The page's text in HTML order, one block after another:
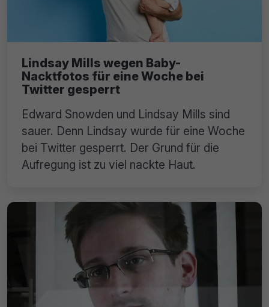
Lindsay Mills wegen Baby-
Nacktfotos für eine Woche bei
Twitter gesperrt
Edward Snowden und Lindsay Mills sind
sauer. Denn Lindsay wurde für eine Woche
bei Twitter gesperrt. Der Grund für die
Aufregung ist zu viel nackte Haut.